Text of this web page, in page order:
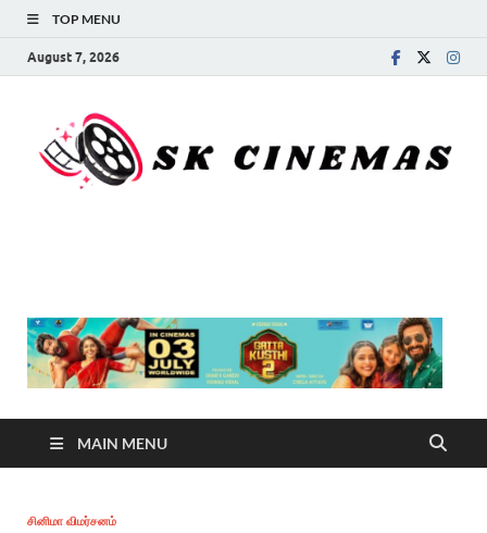
TOP MENU
August 7, 2026
MAIN MENU
சினிமா விமர்சனம்